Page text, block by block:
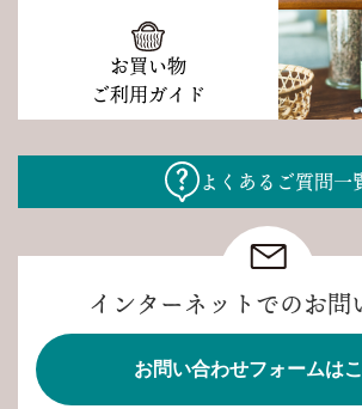
お買い物
ご利用ガイド
よくあるご質問一
インターネットでのお問
お問い合わせフォームは